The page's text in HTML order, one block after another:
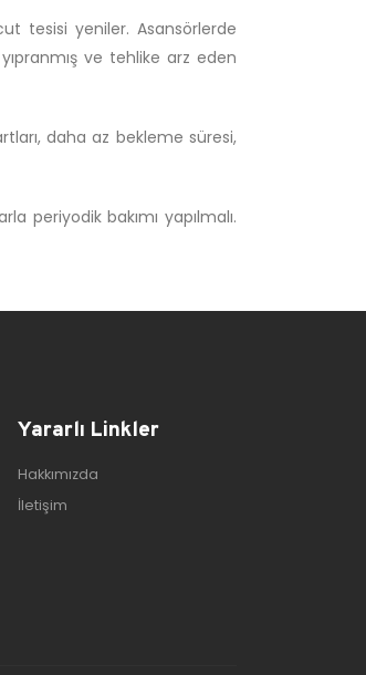
tesisi yeniler. Asansörlerde
ve tehlike arz eden
daha az bekleme süresi,
periyodik bakımı yapılmalı.
Yararlı Linkler
Hakkımızda
İletişim